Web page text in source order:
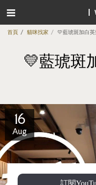
首頁 貓咪找家 💛藍琥斑加白
💛藍琥斑
16
Aug